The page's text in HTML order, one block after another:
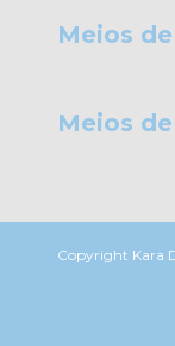
Meios
Meios
Copyright Kara